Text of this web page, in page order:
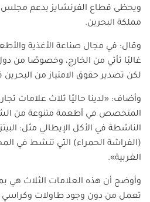
ويحظى قطاع الفرنشايز بدعم مجلس
مملكة البحرين.
وقال: في مجال صناعة الأغذية
غالبًا تأتي من الخارج، وخصوصًا من
لكن تصدير حقوق الامتياز من البحرين
وأضاف: «لدينا حاليًا ثلاث علامات
المتخصص في أطعمة متنوعة من
الناشطة في الأكل الإيطالي مثل:
(الفراشة الحمراء) التي تنشط في
الغربية».
وأوضح أن هذه العلامات الثلاث هي
تعمل من دون وجود طاولات